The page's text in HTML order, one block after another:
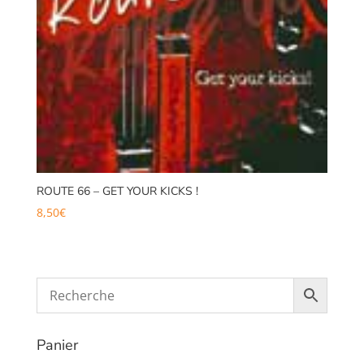
ROUTE 66 – GET YOUR KICKS !
8,50€
Panier